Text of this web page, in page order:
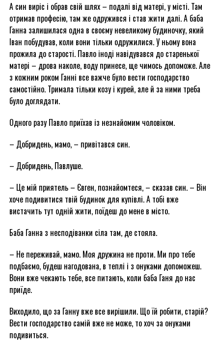
А син виріс і обрав свій шлях – подалі від матері, у місті. Там
отримав професію, там же одружився і став жити далі. А баба
Ганна залишилася одна в своєму невеликому будиночку, який
Іван побудував, коли вони тільки одружилися. У ньому вона
прожила до старості. Павло іноді навідувався до старенької
матері – дрова наколе, воду принесе, ще чимось допоможе. Але
з кожним роком Ганні все важче було вести господарство
самостійно. Тримала тільки козу і курей, але й за ними треба
було доглядати.
Одного разу Павло приїхав із незнайомим чоловіком.
– Добридень, мамо, – привітався син.
– Добридень, Павлуше.
– Це мій приятель – Євген, познайомтеся, – сказав син. – Він
хоче подивитися твій будинок для купівлі. А тобі вже
вистачить тут одній жити, поїдеш до мене в місто.
Баба Ганна з несподіванки сіла там, де стояла.
– Не переживай, мамо. Моя дружина не проти. Ми про тебе
подбаємо, будеш нагодована, в теплі і з онуками допоможеш.
Вони вже чекають тебе, все питають, коли баба Ганя до нас
приїде.
Виходило, що за Ганну вже все вирішили. Що їй робити, старій?
Вести господарство самій вже не може, то хоч за онуками
подивиться.